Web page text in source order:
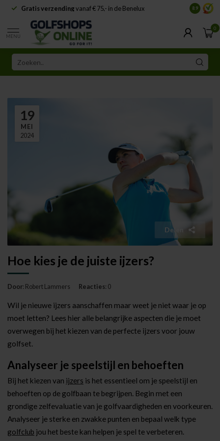
Gratis verzendingvanaf € 75,- in de Benelux 8.9
MENU
0
19
MEI
2024
Delen
Hoe kies je de juiste ijzers?
Door: Robert Lammers Reacties: 0
Wil je nieuwe ijzers aanschaffen maar weet je niet waar je op
moet letten? Lees hier alle belangrijke aspecten die je moet
overwegen bij het kiezen van de perfecte ijzers voor jouw
golfset.
Analyseer je speelstijl en behoeften
Bij het kiezen van ijzers is het essentieel om je speelstijl en
behoeften op de golfbaan te begrijpen. Begin met een
grondige zelfevaluatie van je golfvaardigheden en voorkeuren.
Analyseer je sterke en zwakke punten en bepaal welk type
golfclub jou het beste kan helpen je spel te verbeteren.